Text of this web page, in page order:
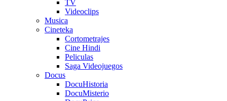
TV
Videoclips
Musica
Cineteka
Cortometrajes
Cine Hindi
Peliculas
Saga Videojuegos
Docus
DocuHistoria
DocuMisterio